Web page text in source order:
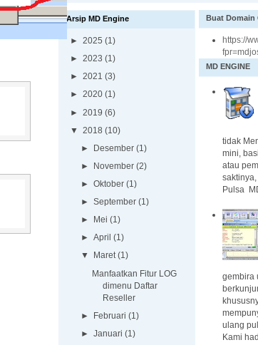
Arsip MD Engine
► 2025 (1)
► 2023 (1)
► 2021 (3)
► 2020 (1)
► 2019 (6)
▼ 2018 (10)
► Desember (1)
► November (2)
► Oktober (1)
► September (1)
►
Mei (1)
► April (1)
▼
Maret(1)
Manfaatkan Fitur LOG
dimenu Daftar
Reseller
► Februari (1)
► Januari (1)
Buat Domain
https://
MD ENGINE
tidak
mini,
atau
Pulsa
gembira
ulang
Kami